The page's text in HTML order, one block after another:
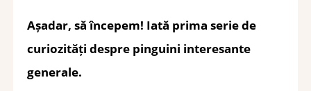
Așadar, să începem! Iată prima serie de
curiozități despre pinguini interesante
generale.